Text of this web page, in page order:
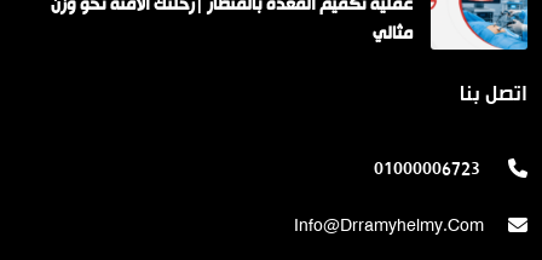
مثالي
اتصل بنا
01000006723
Info@drramyhelmy.com